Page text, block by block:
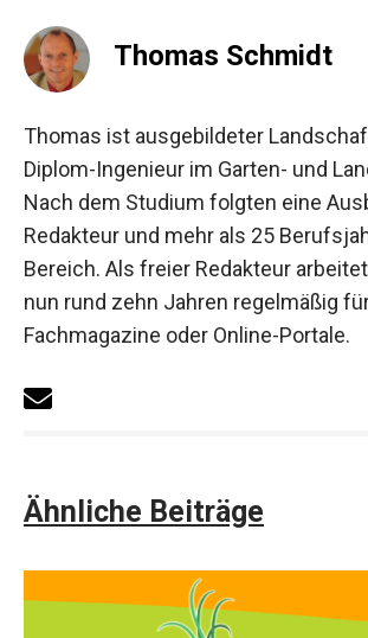
Thomas Schmidt
Thomas ist ausgebildeter
Diplom-Ingenieur im Garten- und
Nach dem Studium folgten eine
Redakteur und mehr als 25
Bereich. Als freier Redakteur
nun rund zehn Jahren regelmäßig
Fachmagazine oder Online-Portale.
Ähnliche Beiträge